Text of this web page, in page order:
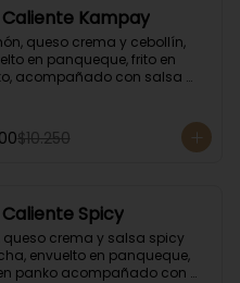
Caliente Kampay
queso crema y cebollín,
en panqueque, frito en
acompañado con salsa
$10.250
Caliente Spicy
queso crema y salsa spicy
envuelto en panqueque,
panko acompañado con